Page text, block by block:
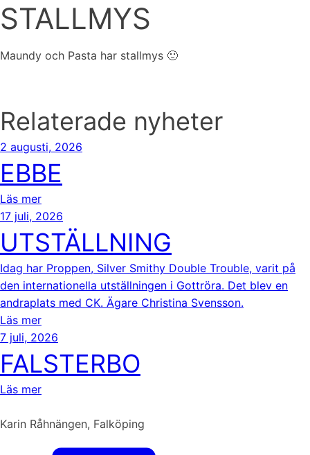
STALLMYS
Maundy och Pasta har stallmys 🙂
Relaterade nyheter
2 augusti, 2026
EBBE
Läs mer
17 juli, 2026
UTSTÄLLNING
Idag har Proppen, Silver Smithy Double Trouble, varit på
den internationella utställningen i Gottröra. Det blev en
andraplats med CK. Ägare Christina Svensson.
Läs mer
7 juli, 2026
FALSTERBO
Läs mer
Karin Råhnängen, Falköping